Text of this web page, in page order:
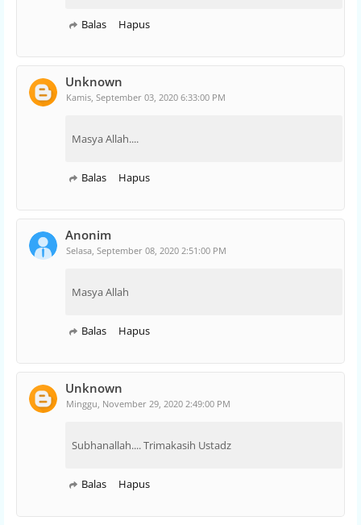
Balas Hapus
Unknown
Kamis, September 03, 2020 6:33:00 PM
Masya Allah....
Balas Hapus
Anonim
Selasa, September 08, 2020 2:51:00 PM
Masya Allah
Balas Hapus
Unknown
Minggu, November 29, 2020 2:49:00 PM
Subhanallah.... Trimakasih Ustadz
Balas Hapus